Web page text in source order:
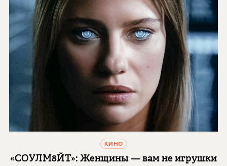
КИНО
«СОУЛМ8ЙТ»: Женщины — вам не игрушки